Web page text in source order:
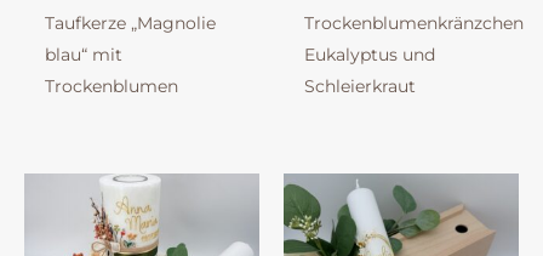
Taufkerze „Magnolie
blau“ mit
Trockenblumen
Trockenblumenkränzchen
Eukalyptus und
Schleierkraut